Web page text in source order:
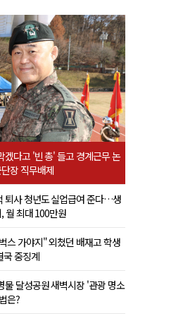
겠다고 '빈 총' 들고 경계근무 논
장 직무배제
퇴사 청년도 실업급여 준다…생
월 최대 100만원
스 가야지" 외쳤던 배재고 학생
국 중징계
물 달성공원 새벽시장 '관광 명소
은?